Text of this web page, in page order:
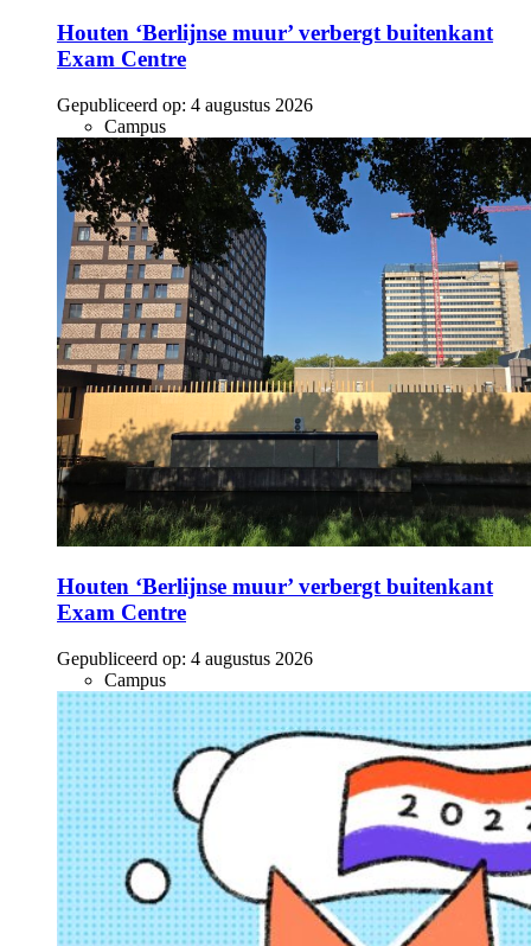
Houten ‘Berlijnse muur’ verbergt buitenkant
Exam Centre
Gepubliceerd op: 4 augustus 2026
Campus
Houten ‘Berlijnse muur’ verbergt buitenkant
Exam Centre
Gepubliceerd op: 4 augustus 2026
Campus